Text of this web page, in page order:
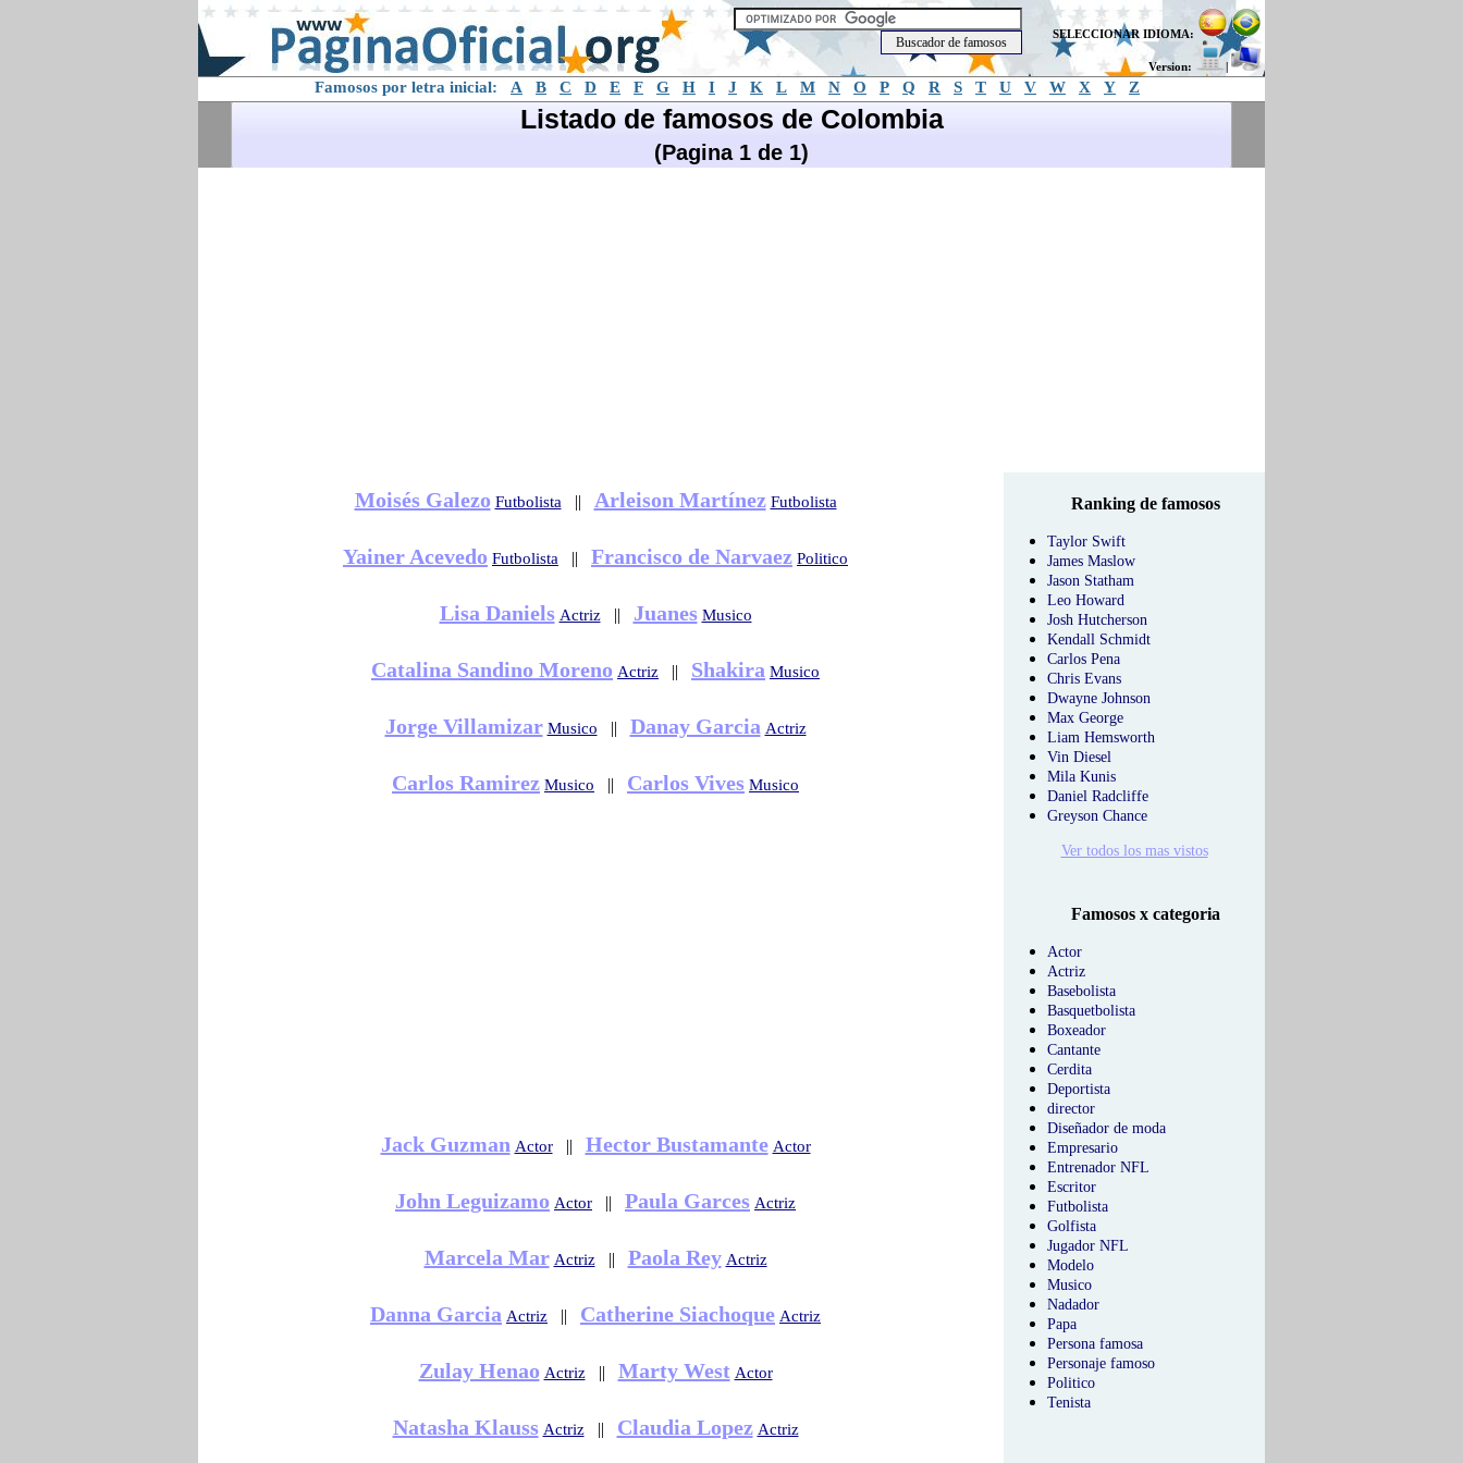
SELECCIONAR IDIOMA:
Version: |
Famosos por letra inicial: A B C D E F G H I J K L M N O P Q R S T U V W X Y Z
Listado de famosos de Colombia
(Pagina 1 de 1)
Moisés Galezo Futbolista || Arleison Martínez Futbolista
Yainer Acevedo Futbolista || Francisco de Narvaez Politico
Lisa Daniels Actriz|| Juanes Musico
Catalina Sandino Moreno Actriz || Shakira Musico
Jorge Villamizar Musico || Danay Garcia Actriz
Carlos Ramirez Musico || Carlos Vives Musico
Jack Guzman Actor|| Hector Bustamante Actor
John Leguizamo Actor || Paula Garces Actriz
Marcela Mar Actriz|| Paola Rey Actriz
Danna Garcia Actriz || Catherine Siachoque Actriz
Zulay Henao Actriz|| Marty West Actor
Natasha Klauss Actriz|| Claudia Lopez Actriz
Ranking de famosos
Taylor Swift
James Maslow
Jason Statham
Leo Howard
Josh Hutcherson
Kendall Schmidt
Carlos Pena
Chris Evans
Dwayne Johnson
Max George
Liam Hemsworth
Vin Diesel
Mila Kunis
Daniel Radcliffe
Greyson Chance
Ver todos los mas vistos
Famosos x categoria
Actor
Actriz
Basebolista
Basquetbolista
Boxeador
Cantante
Cerdita
Deportista
director
Diseñador de moda
Empresario
Entrenador NFL
Escritor
Futbolista
Golfista
Jugador NFL
Modelo
Musico
Nadador
Papa
Persona famosa
Personaje famoso
Politico
Tenista